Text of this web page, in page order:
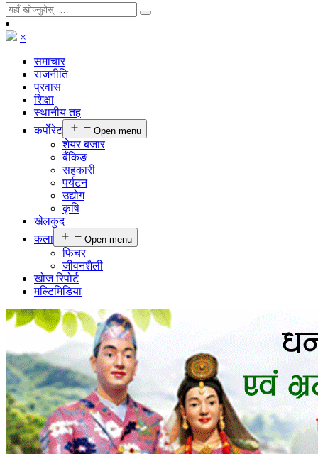
×
समाचार
राजनीति
प्रवास
शिक्षा
स्थानीय तह
कर्पाेरेट
Open menu
शेयर बजार
बैंकिङ
सहकारी
पर्यटन
उद्योग
कृषि
खेलकुद
कला
Open menu
फिचर
जीवनशैली
खोज रिपोर्ट
मल्टिमिडिया